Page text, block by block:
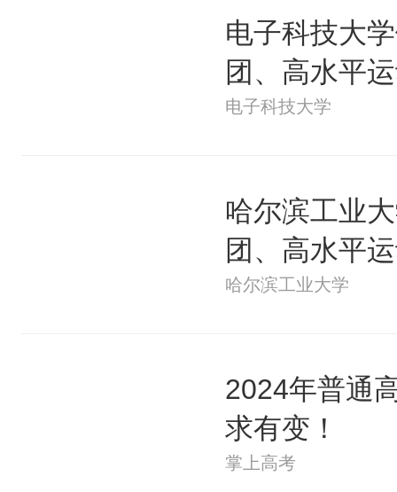
电子科技大
团、高水平
电子科技大学
哈尔滨工业
团、高水平
哈尔滨工业大学
2024年普通
求有变！
掌上高考